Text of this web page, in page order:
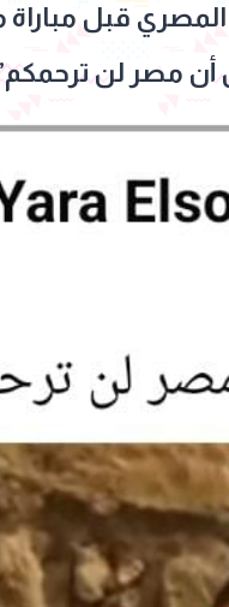
قبل مباراة
أن مصر لن